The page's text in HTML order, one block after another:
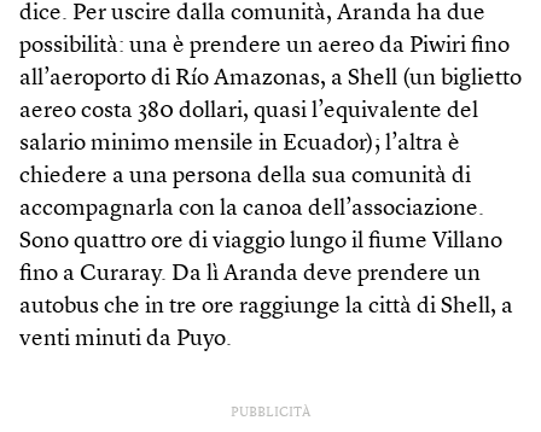
dice. Per uscire dalla comunità, Aranda ha due
possibilità: una è prendere un aereo da Piwiri fino
all’aeroporto di Río Amazonas, a Shell (un biglietto
aereo costa 380 dollari, quasi l’equivalente del
salario minimo mensile in Ecuador); l’altra è
chiedere a una persona della sua comunità di
accompagnarla con la canoa dell’associazione.
Sono quattro ore di viaggio lungo il fiume Villano
fino a Curaray. Da lì Aranda deve prendere un
autobus che in tre ore raggiunge la città di Shell, a
venti minuti da Puyo.
PUBBLICITÀ